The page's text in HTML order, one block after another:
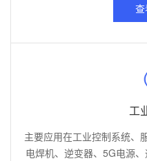
工
主要应用在工业控制系统、
电焊机、逆变器、5G电源